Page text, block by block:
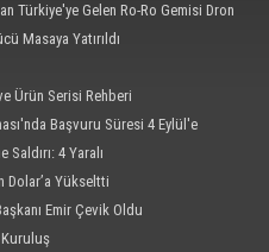
Türkiye'ye Gelen Ro-Ro Gemisi Dron
Masaya Yatırıldı
Ürün Serisi Rehberi
Başvuru Süresi 4 Eylül'e
Saldırı: 4 Yaralı
Dolar’a Yükseltti
Emir Çevik Oldu
Kuruluş